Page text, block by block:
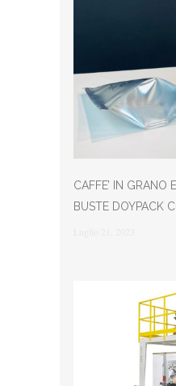
CAFFE’ IN GRANO
BUSTE DOYPACK